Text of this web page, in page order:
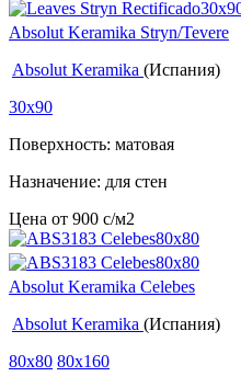
Absolut Keramika Stryn/Tevere
Absolut Keramika (Испания)
30x90
Поверхность: матовая
Назначение: для стен
Цена от 900 c/м2
Absolut Keramika Celebes
Absolut Keramika (Испания)
80x80 80x160